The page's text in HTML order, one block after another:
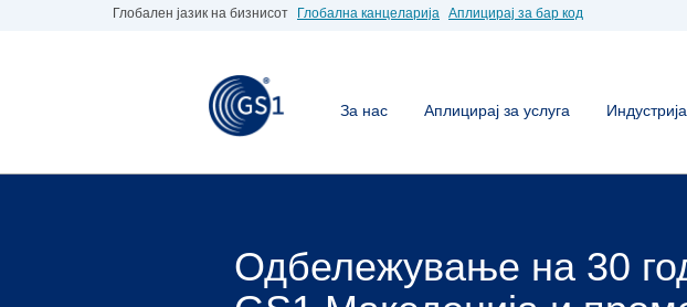
Глобален јазик на бизнисот Глобална канцеларија Аплицирај за бар код
За нас Аплицирај за услуга Индустрија
Станете членка во
GS1 Македонија